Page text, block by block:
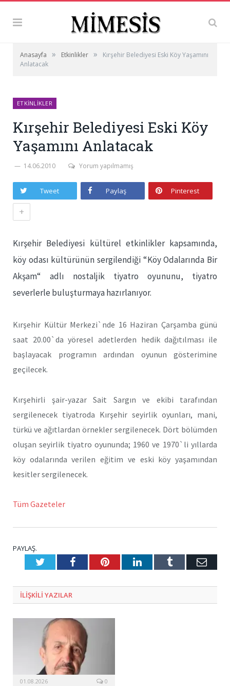
Anasayfa » Etkinlikler »
Kırşehir Belediyesi Eski Köy Yaşamını
Anlatacak
ETKINLIKLER
Kırşehir Belediyesi Eski Köy
Yaşamını Anlatacak
14.06.2010 Yorum yapılmamış
Tweet Paylaş Pinterest
+
Kırşehir Belediyesi kültürel etkinlikler kapsamında,
köy odası kültürünün sergilendiği “Köy Odalarında Bir
Akşam“ adlı nostaljik tiyatro oyununu, tiyatro
severlerle buluşturmaya hazırlanıyor.
Kırşehir Kültür Merkezi`nde 16 Haziran Çarşamba günü
saat 20.00`da yöresel adetlerden hedik dağıtılması ile
başlayacak programın ardından oyunun gösterimine
geçilecek.
Kırşehirli şair-yazar Sait Sargın ve ekibi tarafından
sergilenecek tiyatroda Kırşehir seyirlik oyunları, mani,
türkü ve ağıtlardan örnekler sergilenecek. Dört bölümden
oluşan seyirlik tiyatro oyununda; 1960 ve 1970`li yıllarda
köy odalarında verilen eğitim ve eski köy yaşamından
kesitler sergilenecek.
Tüm Gazeteler
PAYLAŞ.
TwitterFacebookPinterestLinkedInTumblr E-
ILIŞKILI YAZILAR
01.08.2026 0